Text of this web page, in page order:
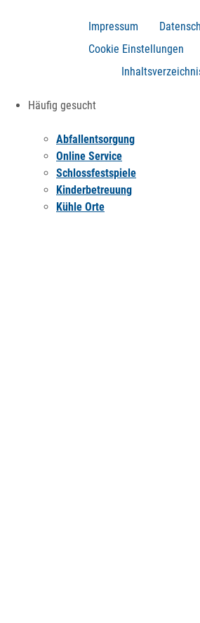
Impressum
Cookie Einstellungen
Häufig gesucht
Abfallentsorgung
Online Service
Schlossfestspiele
Kinderbetreuung
Kühle Orte